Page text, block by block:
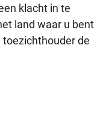
klacht in te
land waar u bent
de